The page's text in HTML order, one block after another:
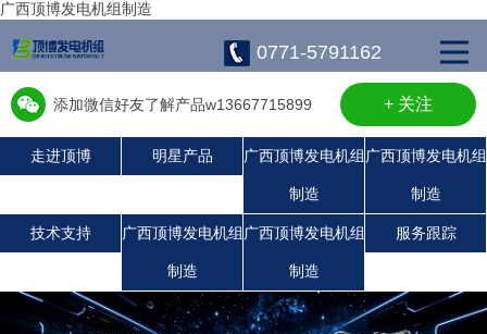
广西顶博发电机组制造
0771-5791162
添加微信好友了解产品w13667715899 + 关注
走进顶博 明星产品 广西顶博发电机组
制造
广西顶博发电机组
制造
技术支持 广西顶博发电机组
制造
广西顶博发电机组
制造
服务跟踪
广西顶博发电机组制造:静音发电机组
广西顶博发电机组制造:潍柴发电机组
珀金斯发电机组
广西顶博发电机组制造:沃尔沃发电机组
康明斯广西顶博发电机组制造
广西顶博发电机组制造:上柴发电机组
广西顶博发电机组制造:玉柴发电机组